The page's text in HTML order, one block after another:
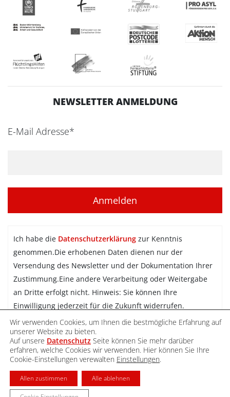
NEWSLETTER ANMELDUNG
E-Mail Adresse*
Ich habe die Datenschutzerklärung zur Kenntnis
genommen.Die erhobenen Daten dienen nur der
Versendung des Newsletter und der Dokumentation Ihrer
Zustimmung.Eine andere Verarbeitung oder Weitergabe
an Dritte erfolgt nicht. Hinweis: Sie können Ihre
Einwilligung jederzeit für die Zukunft widerrufen.
Newsletter abonnieren
DATENSCHUTZ IMPRESSUM
Wir verwenden Cookies, um Ihnen die bestmögliche Erfahrung auf
unserer Website zu bieten.
Auf unsere Datenschutz Seite können Sie mehr darüber
erfahren, welche Cookies wir verwenden. Hier können Sie Ihre
Cookie-Einstellungen verewalten Einstellungen.
Allen zustimmen Alle ablehnen